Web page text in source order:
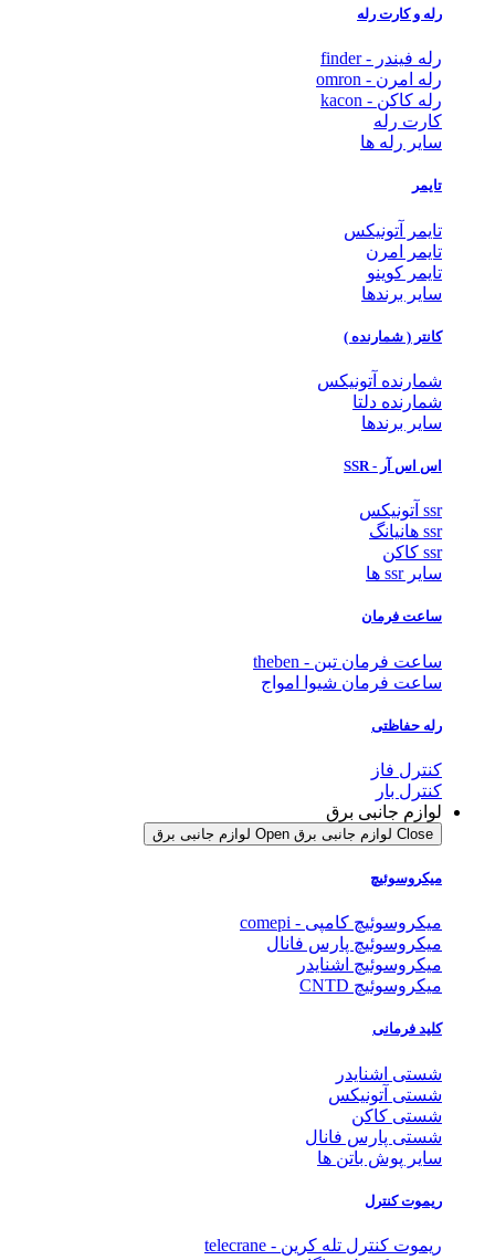
رله و کارت رله
رله فیندر - finder
رله امرن - omron
رله کاکن - kacon
کارت رله
سایر رله ها
تایمر
تایمر آتونیکس
تایمر امرن
تایمر کوینو
سایر برندها
کانتر ( شمارنده )
شمارنده آتونیکس
شمارنده دلتا
سایر برندها
اس اس آر - SSR
ssr آتونیکس
ssr هانیانگ
ssr کاکن
سایر ssr ها
ساعت فرمان
ساعت فرمان تبن - theben
ساعت فرمان شیوا امواج
رله حفاظتی
کنترل فاز
کنترل بار
لوازم جانبی برق
Close لوازم جانبی برق Open لوازم جانبی برق
میکروسوئیچ
میکروسوئیچ کامپی - comepi
میکروسوئیچ پارس فانال
میکروسوئیچ اشنایدر
میکروسوئیچ CNTD
کلید فرمانی
شستی اشنایدر
شستی آتونیکس
شستی کاکن
شستی پارس فانال
سایر پوش باتن ها
ریموت کنترل
ریموت کنترل تله کرین - telecrane